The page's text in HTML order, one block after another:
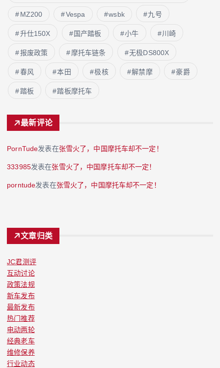
MZ200 Vespa wsbk 九号
升仕150X 国产踏板 小牛 川崎
报废政策 摩托车链条 无极DS800X
春风 本田 极核 解禁摩 豪爵
踏板 踏板摩托车
最新评论
PornTude发表在张雪火了，中国摩托车却不一定！
333985发表在张雪火了，中国摩托车却不一定！
porntude发表在张雪火了，中国摩托车却不一定！
文章归类
JC君测评
互动讨论
政策法规
新车发布
最新发布
热门推荐
电动两轮
经典老车
维修保养
行业动态